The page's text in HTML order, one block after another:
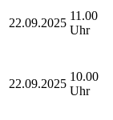
22.09.2025
11.00
Uhr
22.09.2025
10.00
Uhr